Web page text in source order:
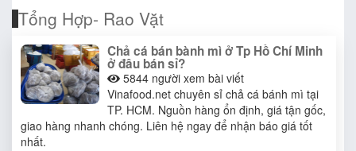
Tổng Hợp- Rao Vặt
Chả cá bán bành mì ở Tp Hồ Chí Minh
ở đâu bán sỉ?
5844 người xem bài viết
Vinafood.net chuyên sỉ chả cá bánh mì tại
TP. HCM. Nguồn hàng ổn định, giá tận gốc,
giao hàng nhanh chóng. Liên hệ ngay để nhận báo giá tốt
nhất.